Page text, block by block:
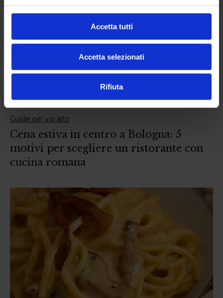
Accetta tutti
Accetta selezionati
Rifiuta
Guide pe' voi altri
Cena estiva in centro a Bologna: 5
motivi per scegliere un ristorante con
cucina romana